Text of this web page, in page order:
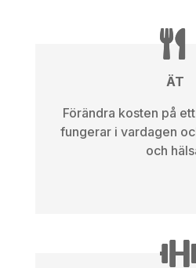
ÄT
Förändra kosten på
fungerar i vardagen
och